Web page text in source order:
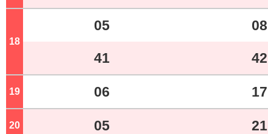
18
05 08
41 42
19 06 17
20 05 21